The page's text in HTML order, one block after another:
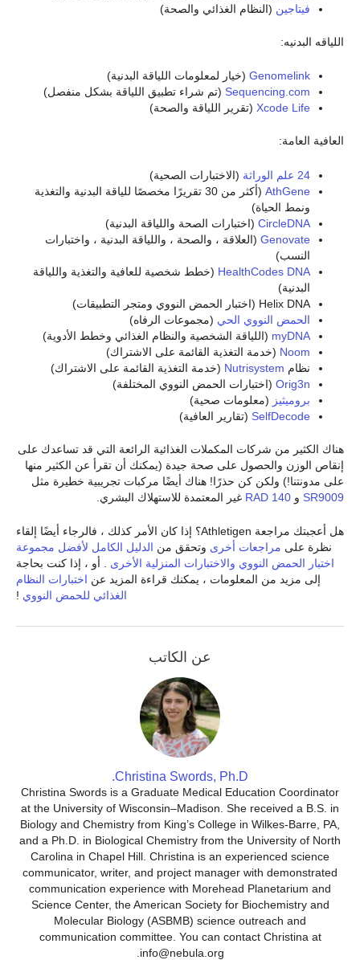
فيتاجين (النظام الغذائي والصحة)
اللياقه البدنيه:
Genomelink (خيار لمعلومات اللياقة البدنية)
Sequencing.com (تم شراء تطبيق اللياقة بشكل منفصل)
Xcode Life (تقرير اللياقة والصحة)
العافية العامة:
24 علم الوراثة
(الاختبارات الصحية)
AthGene
(أكثر من 30 تقريرًا مخصصًا للياقة البدنية والتغذية
ونمط الحياة)
CircleDNA (اختبارات الصحة واللياقة البدنية)
Genovate (العلاقة ، والصحة ، واللياقة البدنية ، واختبارات
النسب)
HealthCodes DNA (خطط شخصية للعافية والتغذية واللياقة
البدنية)
Helix DNA (اختبار الحمض النووي ومتجر التطبيقات)
الحمض النووي الحي (مجموعات الرفاه)
myDNA (اللياقة الشخصية والنظام الغذائي وخطط الأدوية)
Noom (خدمة التغذية القائمة على الاشتراك)
نظام Nutrisystem (خدمة التغذية القائمة على الاشتراك)
Orig3n (اختبارات الحمض النووي المختلفة)
بروميثيز (معلومات صحية)
SelfDecode (تقارير العافية)
هناك الكثير من شركات المكملات الغذائية الرائعة التي قد تساعدك على
إنقاص الوزن والحصول على صحة جيدة (يمكنك أن تقرأ عن الكثير منها
على مدونتنا!) ولكن كن حذرًا! هناك أيضًا مركبات تجريبية خطيرة مثل
SR9009 و RAD 140 غير المعتمدة للاستهلاك البشري.
هل أعجبتك مراجعة Athletigen؟ إذا كان الأمر كذلك ، فالرجاء أيضًا إلقاء
نظرة على مراجعات أخرى وتحقق من الدليل الكامل لأفضل مجموعة
اختبار الحمض النووي والاختبارات المنزلية الأخرى . أو ، إذا كنت بحاجة
إلى مزيد من المعلومات ، يمكنك قراءة المزيد عن اختبارات النظام
الغذائي للحمض النووي !
عن الكاتب
Christina Swords, Ph.D.
Christina Swords is a Graduate Medical Education Coordinator
at the University of Wisconsin–Madison. She received a B.S. in
Biology and Chemistry from King’s College in Wilkes-Barre, PA,
and a Ph.D. in Biological Chemistry from the University of North
Carolina in Chapel Hill. Christina is an experienced science
communicator, writer, and project manager with demonstrated
communication experience with Morehead Planetarium and
Science Center, the American Society for Biochemistry and
Molecular Biology (ASBMB) science outreach and
communication committee. You can contact Christina at
info@nebula.org.